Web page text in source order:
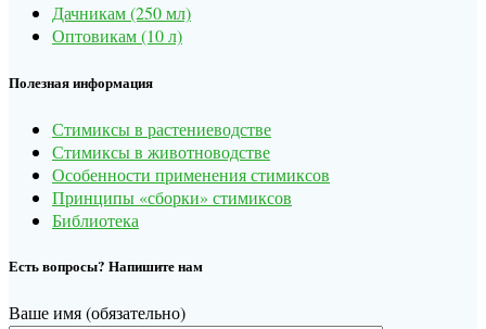
Дачникам (250 мл)
Оптовикам (10 л)
Полезная информация
Стимиксы в растениеводстве
Стимиксы в животноводстве
Особенности применения стимиксов
Принципы «сборки» стимиксов
Библиотека
Есть вопросы? Напишите нам
Ваше имя (обязательно)